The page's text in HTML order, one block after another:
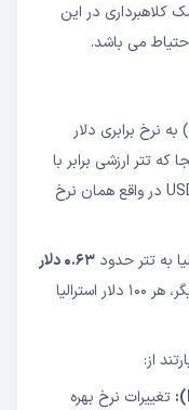
کلاهبرداری در این
می باشد.
نرخ تبدیل دلار استرالیا به تتر (AUD/USDT) به نرخ برابری دلار
که تتر ارزشی برابر با
یک دلار آمریکا دارد، نرخ تبدیل AUD به USDT در واقع همان نرخ
به تتر حدود
۰.۶۳ دلار
است. به عبارت دیگر، هر ۱۰۰ دلار استرالیا
تغییرات نرخ بهره